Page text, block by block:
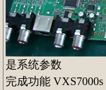
是系统参数
完成功能